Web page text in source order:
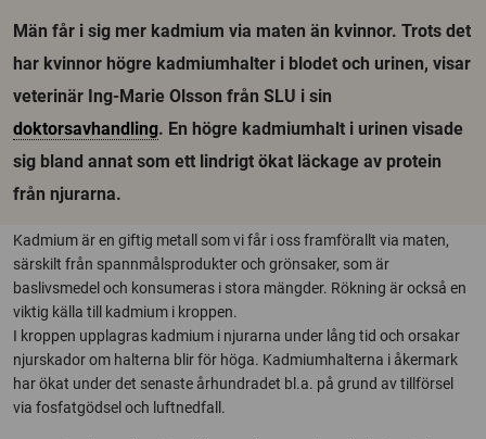
Män får i sig mer kadmium via maten än kvinnor. Trots det
har kvinnor högre kadmiumhalter i blodet och urinen, visar
veterinär Ing-Marie Olsson från SLU i sin
doktorsavhandling. En högre kadmiumhalt i urinen visade
sig bland annat som ett lindrigt ökat läckage av protein
från njurarna.
Kadmium är en giftig metall som vi får i oss framförallt via maten,
särskilt från spannmålsprodukter och grönsaker, som är
baslivsmedel och konsumeras i stora mängder. Rökning är också en
viktig källa till kadmium i kroppen.
I kroppen upplagras kadmium i njurarna under lång tid och orsakar
njurskador om halterna blir för höga. Kadmiumhalterna i åkermark
har ökat under det senaste århundradet bl.a. på grund av tillförsel
via fosfatgödsel och luftnedfall.